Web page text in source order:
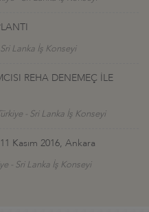
Lanka İş Konseyi
REHA DENEMEÇ İLE
- Sri Lanka İş Konseyi
Kasım 2016, Ankara
- Sri Lanka İş Konseyi